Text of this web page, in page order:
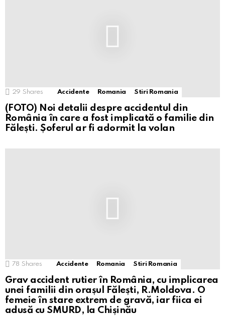
29 Shares Accidente Romania Stiri Romania
(FOTO) Noi detalii despre accidentul din
România în care a fost implicată o familie din
Fălești. Șoferul ar fi adormit la volan
78 Shares Accidente Romania Stiri Romania
Grav accident rutier în România, cu implicarea
unei familii din orașul Fălești, R.Moldova. O
femeie în stare extrem de gravă, iar fiica ei
adusă cu SMURD, la Chișinău